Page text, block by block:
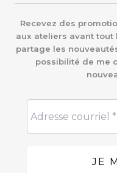
Recevez des
aux ateliers avant tout
partage les
possibilité de me